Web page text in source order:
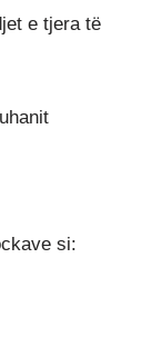
e tjera të
si: